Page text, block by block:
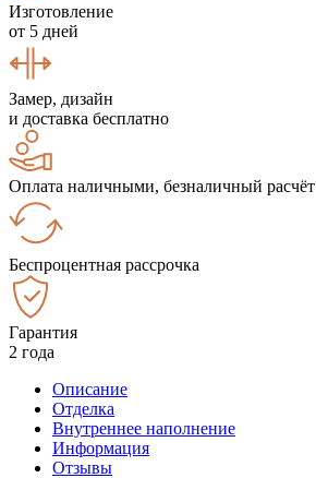
Изготовление
от 5 дней
Замер, дизайн
и доставка бесплатно
Оплата наличными, безналичный расчёт
Беспроцентная рассрочка
Гарантия
2 года
Описание
Отделка
Внутреннее наполнение
Информация
Отзывы